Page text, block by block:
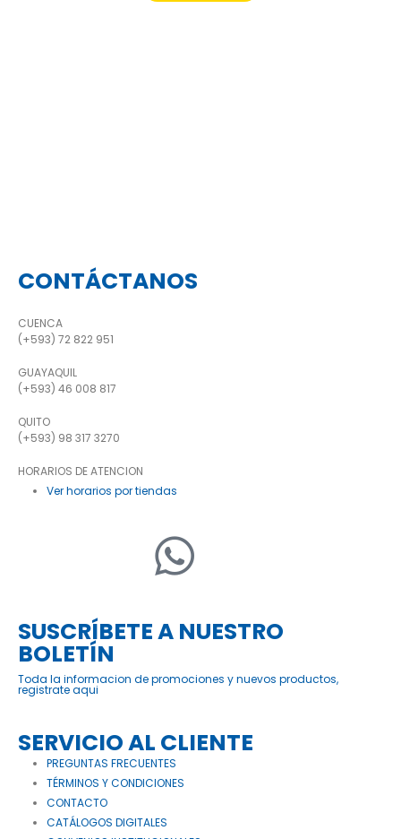
CONTÁCTANOS
CUENCA
(+593) 72 822 951
GUAYAQUIL
(+593) 46 008 817
QUITO
(+593) 98 317 3270
HORARIOS DE ATENCION
Ver horarios por tiendas
SUSCRÍBETE A NUESTRO
BOLETÍN
Toda la informacion de promociones y nuevos productos,
registrate aqui
SERVICIO AL CLIENTE
PREGUNTAS FRECUENTES
TÉRMINOS Y CONDICIONES
CONTACTO
CATÁLOGOS DIGITALES